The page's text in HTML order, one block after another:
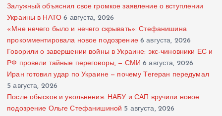
Залужный объяснил свое громкое заявление о вступлении
Украины в НАТО 6 августа, 2026
«Мне нечего было и нечего скрывать»: Стефанишина
прокомментировала новое подозрение 6 августа, 2026
Говорили о завершении войны в Украине: экс-чиновники ЕС и
РФ провели тайные переговоры, — СМИ 6 августа, 2026
Иран готовил удар по Украине — почему Тегеран передумал
5 августа, 2026
После обысков и увольнения: НАБУ и САП вручили новое
подозрение Ольге Стефанишиной 5 августа, 2026